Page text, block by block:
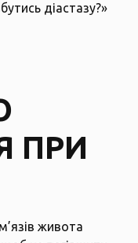
діастазу?»
ПРИ
живота